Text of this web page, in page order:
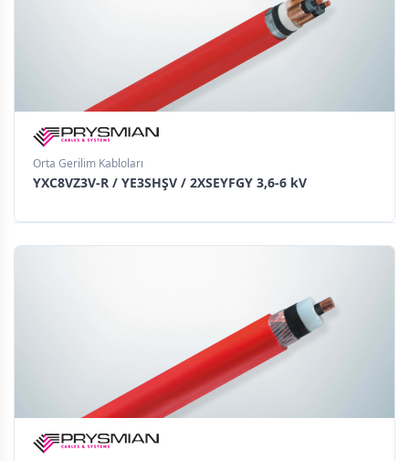
Orta Gerilim Kabloları
YXC8VZ3V-R / YE3SHŞV / 2XSEYFGY 3,6-6 kV